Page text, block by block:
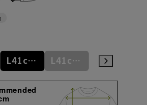
L41cm/84cm L41cm/86cm